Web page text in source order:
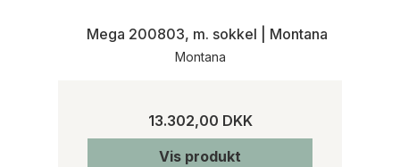
Mega 200803, m. sokkel | Montana
Montana
13.302,00 DKK
Vis produkt